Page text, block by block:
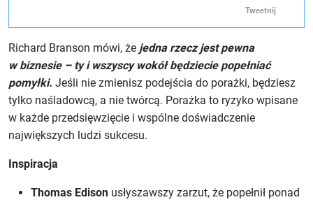
Tweetnij
Richard Branson mówi, że jedna rzecz jest pewna
w biznesie – ty i wszyscy wokół będziecie popełniać
pomyłki. Jeśli nie zmienisz podejścia do porażki, będziesz
tylko naśladowcą, a nie twórcą. Porażka to ryzyko wpisane
w każde przedsięwzięcie i wspólne doświadczenie
największych ludzi sukcesu.
Inspiracja
Thomas Edison usłyszawszy zarzut, że popełnił ponad